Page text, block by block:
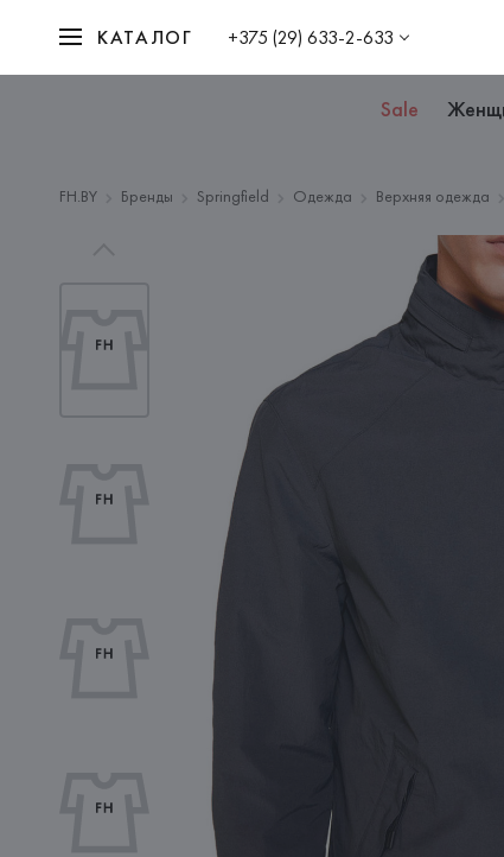
КАТАЛОГ +375 (29) 633-2-633
Sale
FH.BY Бренды Springfield Одежда Верхняя одежда